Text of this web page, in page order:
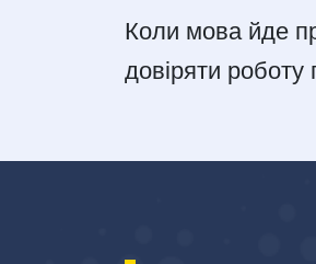
Коли мова йде
довіряти